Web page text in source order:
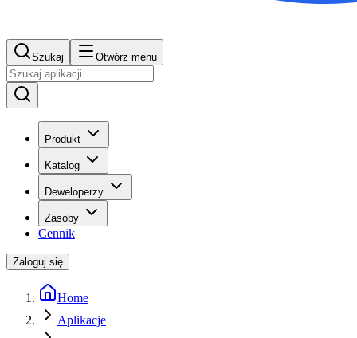
Szukaj Otwórz menu
Produkt
Katalog
Deweloperzy
Zasoby
Cennik
Zaloguj się
Home
Aplikacje